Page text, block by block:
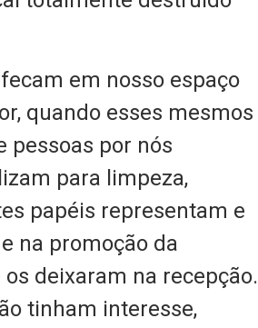
em nosso espaço
quando esses mesmos
pessoas por nós
para limpeza,
papéis representam e
na promoção da
deixaram na recepção.
tinham interesse,